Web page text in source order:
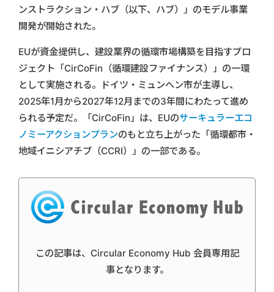
ンストラクション・ハブ（以下、ハブ）」のモデル事業
開発が開始された。
EUが資金提供し、建設業界の循環市場構築を目指すプロ
ジェクト「CirCoFin（循環建設ファイナンス）」の一環
として実施される。ドイツ・ミュンヘン市が主導し、
2025年1月から2027年12月までの3年間にわたって進め
られる予定だ。「CirCoFin」は、EUのサーキュラーエコ
ノミーアクションプランのもと立ち上がった「循環都市・
地域イニシアチブ（CCRI）」の一部である。
この記事は、Circular Economy Hub 会員専用記
事となります。